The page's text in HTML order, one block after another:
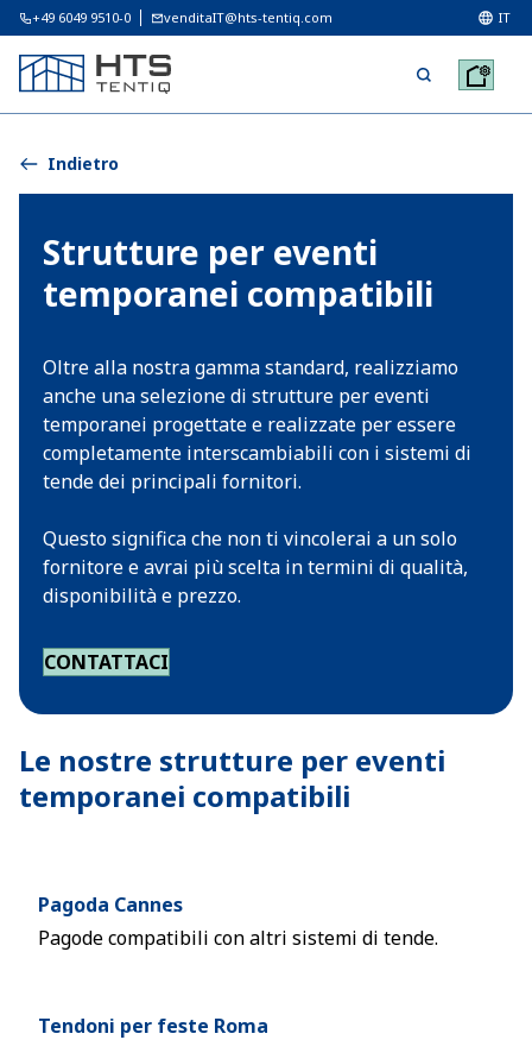
+49 6049 9510-0 venditaIT@hts-tentiq.com IT
Indietro
Strutture per eventi
temporanei compatibili
Oltre alla nostra gamma standard, realizziamo
anche una selezione di strutture per eventi
temporanei progettate e realizzate per essere
completamente interscambiabili con i sistemi di
tende dei principali fornitori.
Questo significa che non ti vincolerai a un solo
fornitore e avrai più scelta in termini di qualità,
disponibilità e prezzo.
CONTATTACI
Le nostre strutture per eventi
temporanei compatibili
Pagoda Cannes
Pagode compatibili con altri sistemi di tende.
Tendoni per feste Roma